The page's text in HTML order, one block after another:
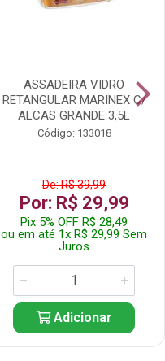
ASSADEIRA VIDRO
RETANGULAR MARINEX C/
ALCAS GRANDE 3,5L
Código: 133018
De: R$ 39,99
Por: R$ 29,99
Pix 5% OFF R$ 28,49
ou em até 1x R$ 29,99 Sem
Juros
Adicionar